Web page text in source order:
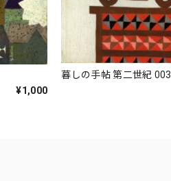
¥1,000
暮しの手帖 第二世紀 003